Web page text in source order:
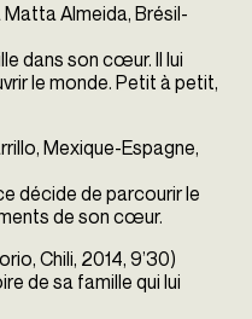
Matta Almeida, Brésil-
dans son cœur. Il lui
le monde. Petit à petit,
Mexique-Espagne,
décide de parcourir le
de son cœur.
Chili, 2014, 9’30)
de sa famille qui lui